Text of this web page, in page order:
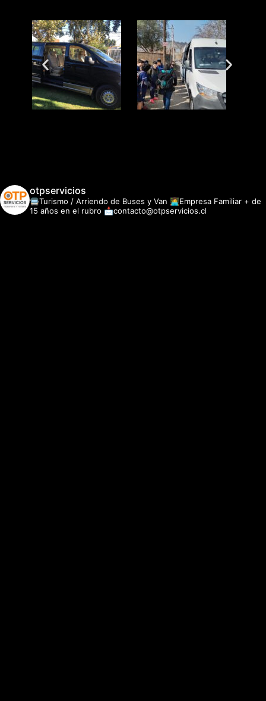
otpservicios
🚍Turismo / Arriendo de Buses y Van 👩‍💻Empresa Familiar + de
15 años en el rubro 📩contacto@otpservicios.cl